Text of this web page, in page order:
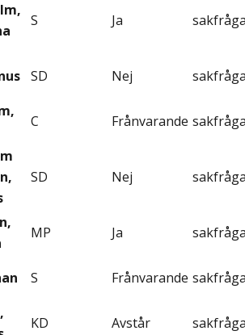
S Ja
SD Nej
C Frånvarande
SD Nej
MP Ja
S Frånvarande
KD Avstår